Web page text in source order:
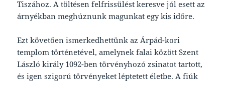
Tiszához. A töltésen felfrissülést keresve jól esett az
árnyékban meghúznunk magunkat egy kis időre.
Ezt követően ismerkedhettünk az Árpád-kori
templom történetével, amelynek falai között Szent
László király 1092-ben törvényhozó zsinatot tartott,
és igen szigorú törvényeket léptetett életbe. A fiúk